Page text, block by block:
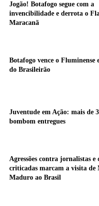
Jogão! Botafogo segue com a
invencibilidade e derrota o
Maracanã
Botafogo vence o Fluminense
do Brasileirão
Juventude em Ação: mais de
bombom entregues
Agressões contra jornalistas e
criticadas marcam a visita de
Maduro ao Brasil